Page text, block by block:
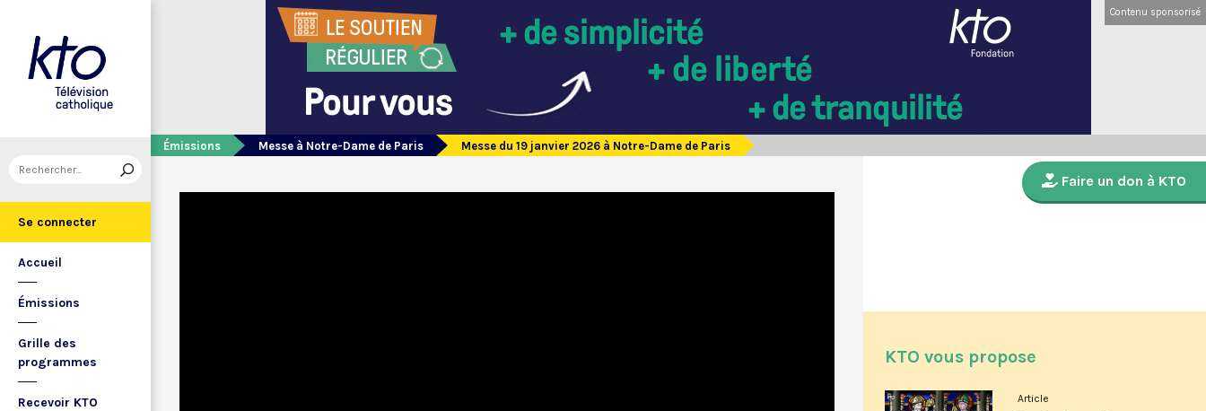
Se connecter
Accueil
Émissions
Grille des
programmes
Recevoir KTO
Contenu sponsorisé
Émissions Messe à Notre-Dame de Paris Messe du 19 janvier 2026 à Notre-Dame de Paris
Faire un don à KTO
KTO vous propose
Article